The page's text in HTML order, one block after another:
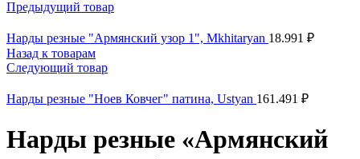
Предыдущий товар
Нарды резные "Армянский узор 1", Mkhitaryan 18.991 ₽
Назад к товарам
Следующий товар
Нарды резные "Ноев Ковчег" патина, Ustyan 161.491 ₽
Нарды резные «Армянский